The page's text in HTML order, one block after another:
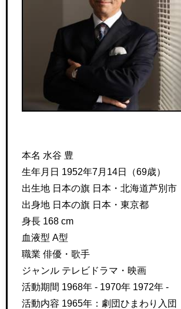
本名 水谷 豊
生年月日 1952年7月14日（69歳）
出生地 日本の旗 日本・北海道芦別市
出身地 日本の旗 日本・東京都
身長 168 cm
血液型 A型
職業 俳優・歌手
ジャンル テレビドラマ・映画
活動期間 1968年 - 1970年 1972年 -
活動内容 1965年：劇団ひまわり入団